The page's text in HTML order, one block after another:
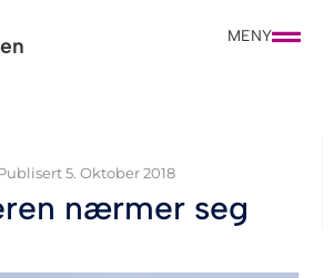
MENY
5. Oktober 2018
nærmer seg